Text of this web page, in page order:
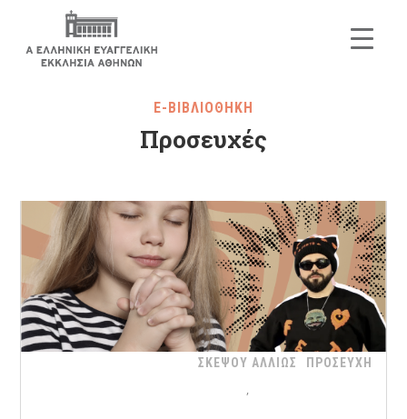
E-ΒΙΒΛΙΟΘΗΚΗ
Προσευχές
ΣΚΕΨΟΥ ΑΛΛΙΩΣ ΠΡΟΣΕΥΧΗ